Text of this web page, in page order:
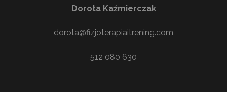
Dorota Kaźmierczak
dorota@fizjoterapiaitrening.com
512 080 630